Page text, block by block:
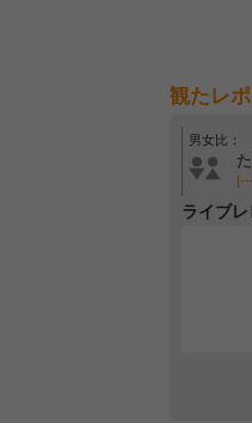
観たレポ
男女比：
ライブ